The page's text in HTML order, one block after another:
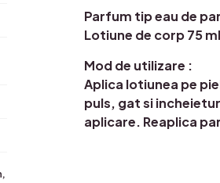
Parfum tip eau de
Lotiune de corp 75
Mod de utilizare :
Aplica lotiunea pe
puls, gat si
aplicare. Reaplica